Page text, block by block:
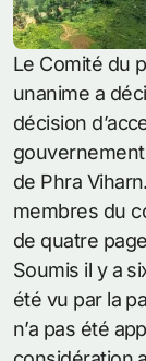
Le Comité du
unanime a
décision
de Phra
membres du
de quatre
Soumis il y a
été vu par la
n’a pas été